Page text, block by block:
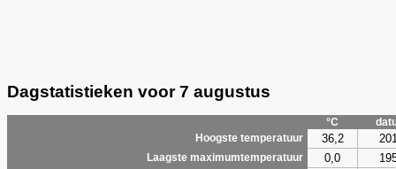
Dagstatistieken voor 7 augustus
°C
Hoogste temperatuur
36,2
Laagste maximumtemperatuur 0,0